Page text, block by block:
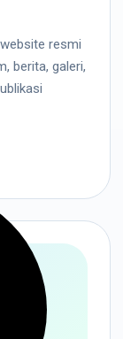
resmi
berita, galeri,